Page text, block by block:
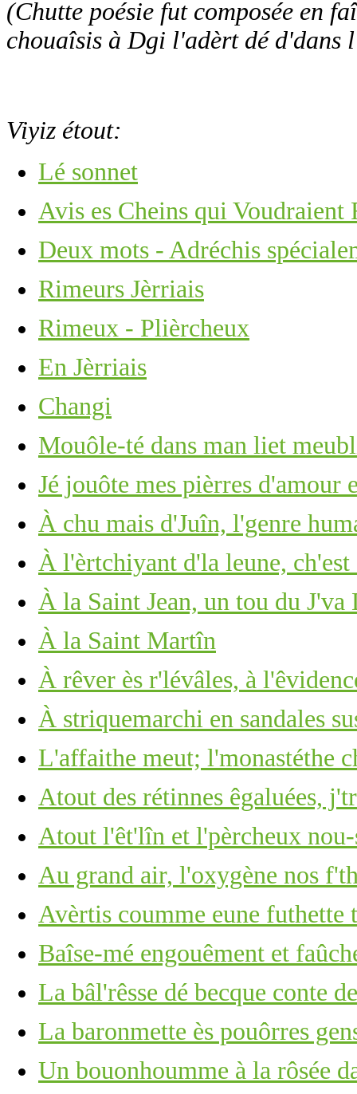
(Chutte poésie fut composée en
chouaîsis à Dgi l'adèrt dé d'dans
Viyiz étout:
Lé sonnet
Avis es Cheins qui Voudraient
Deux mots - Adréchis
Rimeurs Jèrriais
Rimeux - Plièrcheux
En Jèrriais
Changi
Mouôle-té dans man liet
Jé jouôte mes pièrres d'amour
À chu mais d'Juîn, l'genre
À l'èrtchiyant d'la leune, ch'est
À la Saint Jean, un tou du
À la Saint Martîn
À rêver ès r'lévâles, à
À striquemarchi en sandales
L'affaithe meut; l'monastéthe
Atout des rétinnes êgaluées,
Atout l'êt'lîn et l'pèrcheux
Au grand air, l'oxygène nos
Avèrtis coumme eune futhette
Baîse-mé engouêment et
La bâl'rêsse dé becque conte
La baronmette ès pouôrres
Un bouonhoumme à la rôsée